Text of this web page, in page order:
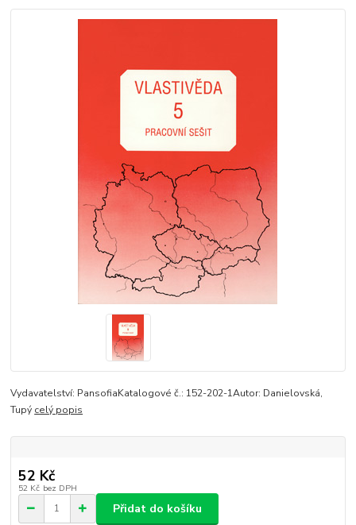
Vydavatelství: PansofiaKatalogové č.: 152-202-1Autor: Danielovská,
Tupý celý popis
52 Kč
52 Kč bez DPH
Přidat do košíku